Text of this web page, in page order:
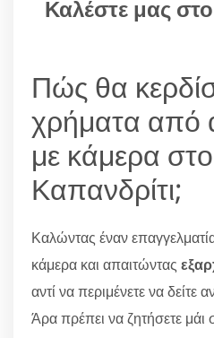
Καλέστε μας στο
Πώς θα
χρήματα από
με κάμερα στο
Καπανδρίτι;
Καλώντας έναν
κάμερα και απαιτώντας
αντί να περιμένετε να δείτε
Άρα πρέπει να ζητήσετε μάι